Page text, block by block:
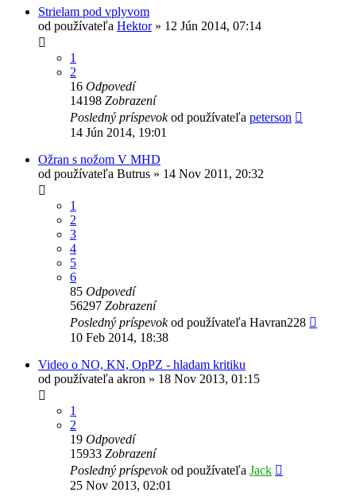
Strielam pod vplyvom
od používateľa Hektor» 12 Jún 2014, 07:14
1
2
16 Odpovedí
14198 Zobrazení
Posledný príspevokod používateľa peterson
14 Jún 2014, 19:01
Ožran s nožom V MHD
od používateľa Butrus » 14 Nov 2011, 20:32
1
2
3
4
5
6
85 Odpovedí
56297 Zobrazení
Posledný príspevokod používateľa Havran228
10 Feb 2014, 18:38
Video o NO, KN, OpPZ - hladam kritiku
od používateľa akron » 18 Nov 2013, 01:15
1
2
19 Odpovedí
15933 Zobrazení
Posledný príspevokod používateľa Jack
25 Nov 2013, 02:01